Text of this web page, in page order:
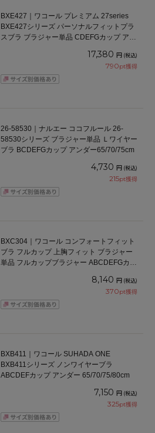
BXE427｜ワコール プレミアム 27series
BXE427シリーズ パーソナルフィットプラ
スブラ ブラジャー単品 CDEFGカップ アン
17,380 円 (税込)
790pt獲得
26-58530｜ナルエー ココフルール 26-
58530シリーズ ブラジャー単品 Ｌワイヤー
ブラ BCDEFGカップ アンダー65/70/75cm
4,730 円 (税込)
215pt獲得
BXC304｜ワコール コンフォートフィット
ブラ フルカップ 上胸フィット ブラジャー
単品 フルカップブラジャー ABCDEFGカッ
8,140 円 (税込)
370pt獲得
BXB411｜ワコール SUHADA ONE
BXB411シリーズ ノンワイヤーブラ
ABCDEFカップ アンダー 65/70/75/80cm
7,150 円 (税込)
325pt獲得